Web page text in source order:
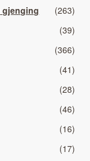
(263)
(39)
(366)
(41)
(28)
(46)
(16)
(17)